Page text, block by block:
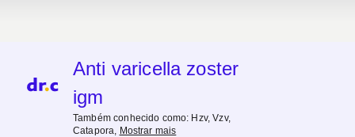
Anti varicella zoster
igm
Também conhecido como: Hzv, Vzv,
Catapora, Mostrar mais